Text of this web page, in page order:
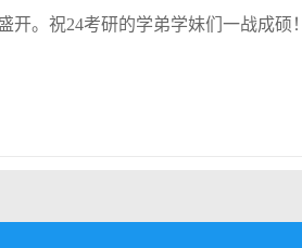
。祝24考研的学弟学妹们一战成硕！